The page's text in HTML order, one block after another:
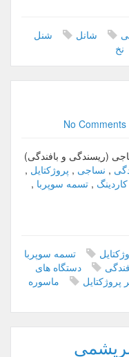
و
ب
ل
ت
,
م
و
ی
شانل
شنل
نخ
No Comments
(ریسندگی و بافندگی)
, نساجی , پروژکتایل ,
, تسمه سوپربا ,
تسمه سوپربا
دستگاه های
پروژکتایل
ماسوره